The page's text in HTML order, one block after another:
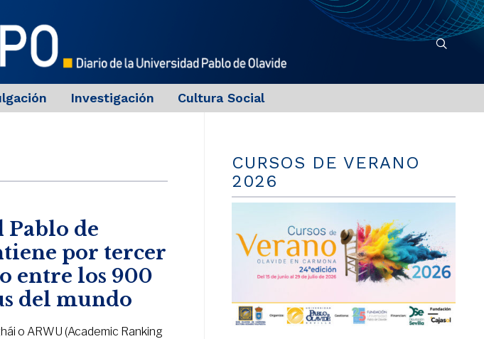
Investigación Cultura Social
Pablo de
por tercer
entre los 900
del mundo
o ARWU (Academic Ranking
CURSOS DE VERANO
2026